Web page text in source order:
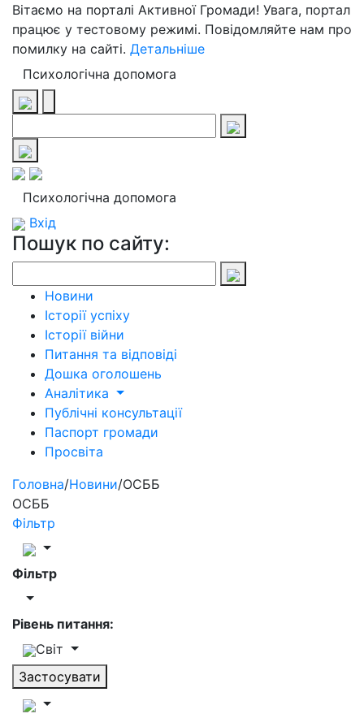
Вітаємо на порталі Активної Громади! Увага, портал
працює у тестовому режимі. Повідомляйте нам про
помилку на сайті. Детальніше
Психологічна допомога
Психологічна допомога
Вхід
Пошук по сайту:
Новини
Історії успіху
Історії війни
Питання та відповіді
Дошка оголошень
Аналітика
Публічні консультації
Паспорт громади
Просвіта
Головна/Новини/ОСББ
ОСББ
Фільтр
Фільтр
Рівень питання:
Світ
Застосувати